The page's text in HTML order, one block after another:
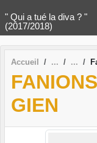
" Qui a tué la diva ? "
(2017/2018)
Accueil
GIEN